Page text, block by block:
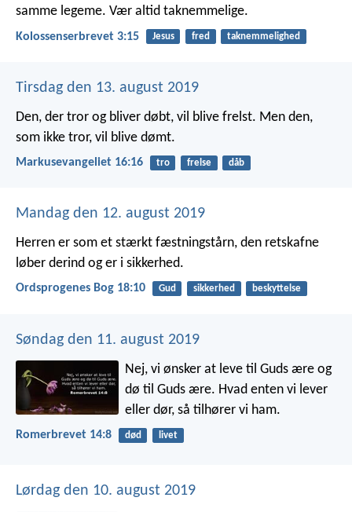
samme legeme. Vær altid taknemmelige.
Kolossenserbrevet 3:15 Jesus fred taknemmelighed
Tirsdag den 13. august 2019
Den, der tror og bliver døbt, vil blive frelst. Men den,
som ikke tror, vil blive dømt.
Markusevangeliet 16:16 tro frelse dåb
Mandag den 12. august 2019
Herren er som et stærkt fæstningstårn, den retskafne
løber derind og er i sikkerhed.
Ordsprogenes Bog 18:10 Gud sikkerhed beskyttelse
Søndag den 11. august 2019
Nej, vi ønsker at leve til Guds ære og
dø til Guds ære. Hvad enten vi lever
eller dør, så tilhører vi ham.
Romerbrevet 14:8 død livet
Lørdag den 10. august 2019